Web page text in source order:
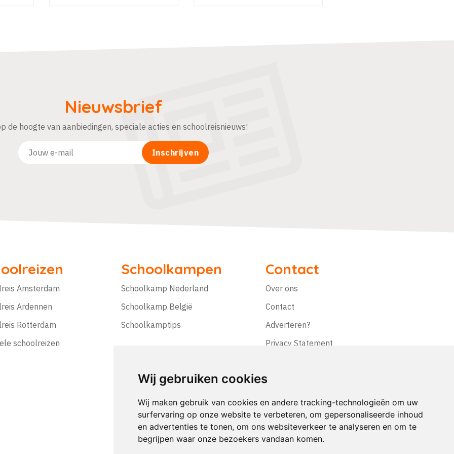
Wij gebruiken cookies
Wij maken gebruik van cookies en andere tracking-technologieën om uw
surfervaring op onze website te verbeteren, om gepersonaliseerde inhoud
en advertenties te tonen, om ons websiteverkeer te analyseren en om te
begrijpen waar onze bezoekers vandaan komen.
Nieuwsbrief
de hoogte van aanbiedingen, speciale acties en schoolreisnieuws!
Amsterdam
Ardennen
Rotterdam
schoolreizen
Schoolkampen
Schoolkamp Nederland
Schoolkamp België
Schoolkamptips
Contact
Over ons
Contact
Adverteren?
Privacy Statement